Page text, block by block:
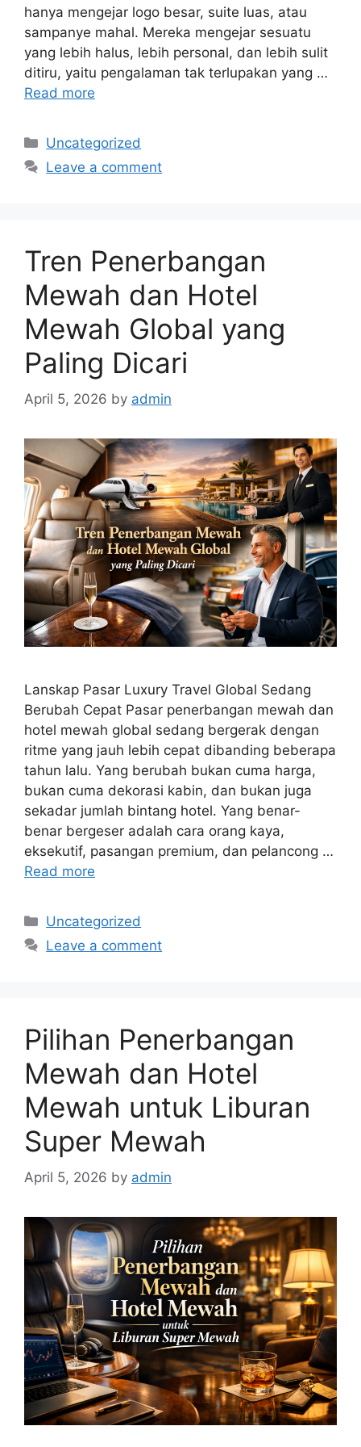
hanya mengejar logo besar, suite luas, atau
sampanye mahal. Mereka mengejar sesuatu
yang lebih halus, lebih personal, dan lebih sulit
ditiru, yaitu pengalaman tak terlupakan yang …
Read more
Categories
Uncategorized
Leave a comment
Tren Penerbangan
Mewah dan Hotel
Mewah Global yang
Paling Dicari
April 5, 2026 by admin
Lanskap Pasar Luxury Travel Global Sedang
Berubah Cepat Pasar penerbangan mewah dan
hotel mewah global sedang bergerak dengan
ritme yang jauh lebih cepat dibanding beberapa
tahun lalu. Yang berubah bukan cuma harga,
bukan cuma dekorasi kabin, dan bukan juga
sekadar jumlah bintang hotel. Yang benar-
benar bergeser adalah cara orang kaya,
eksekutif, pasangan premium, dan pelancong …
Read more
Categories
Uncategorized
Leave a comment
Pilihan Penerbangan
Mewah dan Hotel
Mewah untuk Liburan
Super Mewah
April 5, 2026 by admin